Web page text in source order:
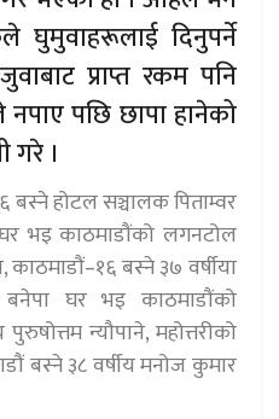
दिनुपर्ने
प्राप्त रकम पनि
पछि छापा हानेको
गरे ।
बस्ने होटल सञ्चालक पिताम्वर
भइ काठमाडौंको लगनटोल
काठमाडौं–१६ बस्ने ३७ वर्षीया
बनेपा घर भइ काठमाडौंको
न्यौपाने, महोत्तरीको
बस्ने ३८ वर्षीय मनोज कुमार